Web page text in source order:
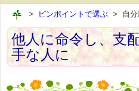
ピンポイントで選ぶ 自
他人に命令し、支
手な人に